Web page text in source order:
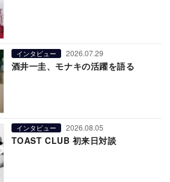
インタビュー 2026.07.29
酒井一圭、モナキの活躍を語る
インタビュー 2026.08.05
TOAST CLUB 初来日対談